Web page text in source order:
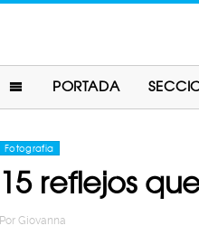
PORTADA
Fotografia
15 reflejos
Por Giovanna